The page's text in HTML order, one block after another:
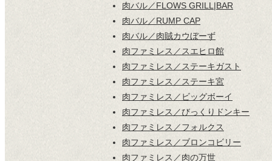
肉バル／FLOWS GRILL|BAR
肉バル／RUMP CAP
肉バル／肉賊カウぼーず
肉ファミレス／スエヒロ館
肉ファミレス／ステーキガスト
肉ファミレス／ステーキ宮
肉ファミレス／ビッグボーイ
肉ファミレス／びっくりドンキー
肉ファミレス／フォルクス
肉ファミレス／ブロンコビリー
肉ファミレス／肉の万世